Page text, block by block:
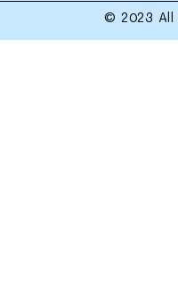
© 2023 All